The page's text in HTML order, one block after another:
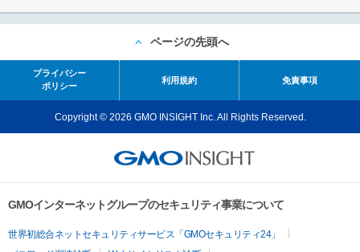
ページの先頭へ
プライバシー
ポリシー
利用規約 免責事項
Copyright © 2026 GMO INSIGHT Inc. All Rights Reserved.
GMOインターネットグループのセキュリティ事業について
世界初総合ネットセキュリティサービス「GMOセキュリティ24」